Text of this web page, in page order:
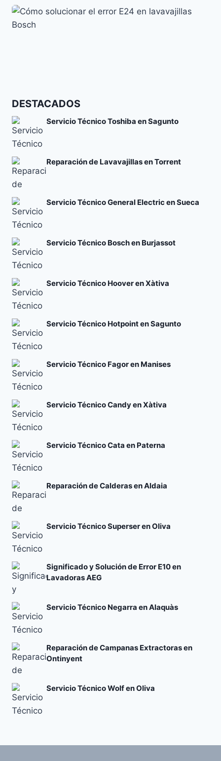
Error E22 en lavavajillas Balay: Causas y soluciones
Códigos de error y su significado
Códigos de error y su significado
DESTACADOS
Servicio Técnico Toshiba en Sagunto
Reparación de Lavavajillas en Torrent
Servicio Técnico General Electric en Sueca
Servicio Técnico Bosch en Burjassot
Servicio Técnico Hoover en Xàtiva
Servicio Técnico Hotpoint en Sagunto
Servicio Técnico Fagor en Manises
Servicio Técnico Candy en Xàtiva
Servicio Técnico Cata en Paterna
Reparación de Calderas en Aldaia
Servicio Técnico Superser en Oliva
Significado y Solución de Error E10 en
Lavadoras AEG
Servicio Técnico Negarra en Alaquàs
Reparación de Campanas Extractoras en
Ontinyent
Servicio Técnico Wolf en Oliva